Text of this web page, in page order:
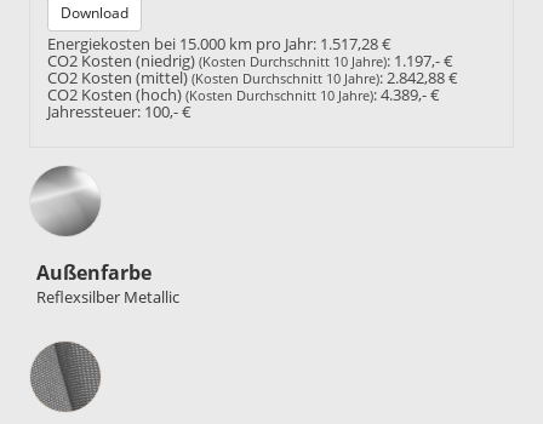
Download
Energiekosten bei 15.000 km pro Jahr: 1.517,28 €
CO2 Kosten (niedrig) (Kosten Durchschnitt 10 Jahre): 1.197,- €
CO2 Kosten (mittel) (Kosten Durchschnitt 10 Jahre):2.842,88 €
CO2 Kosten (hoch) (Kosten Durchschnitt 10 Jahre):4.389,- €
Jahressteuer: 100,- €
Außenfarbe
Reflexsilber Metallic
Innenausstattung